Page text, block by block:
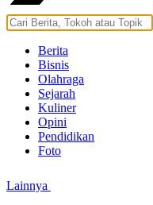
Berita
Bisnis
Olahraga
Sejarah
Kuliner
Opini
Pendidikan
Foto
Lainnya